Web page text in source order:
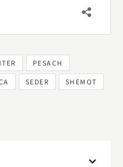
PESACH
SEDER SHEMOT